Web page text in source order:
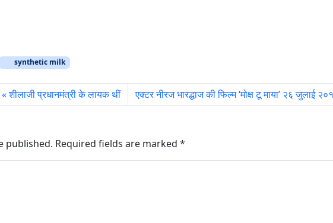
synthetic milk
शीलाजी प्रधानमंत्री के लायक थीं एक्टर नीरज भारद्धाज की फिल्म ‘मोक्ष टू माया’ २६ जुलाई
published. Required fields are marked *